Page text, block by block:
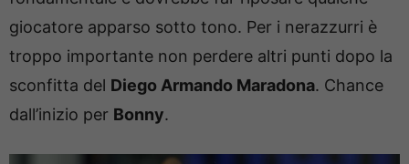
giocatore apparso sotto tono. Per i nerazzurri è
troppo importante non perdere altri punti dopo la
sconfitta del Diego Armando Maradona. Chance
dall’inizio per Bonny.